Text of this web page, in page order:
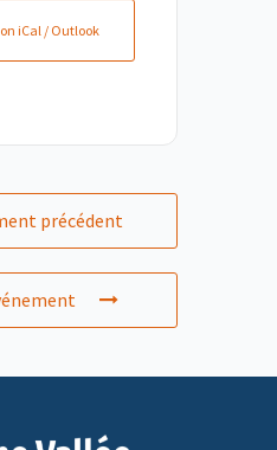
iCal / Outlook
précédent